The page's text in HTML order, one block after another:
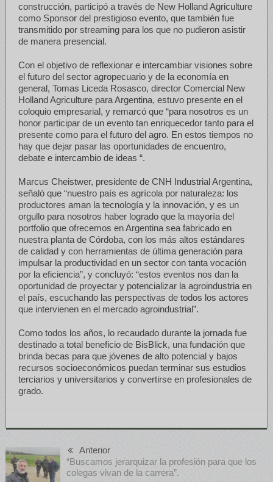
construcción, participó a través de New Holland Agriculture
como Sponsor del prestigioso evento, que también fue
transmitido por streaming para los que no pudieron asistir
de manera presencial.
Con el objetivo de reflexionar e intercambiar visiones sobre
el futuro del sector agropecuario y de la economía en
general, Tomas Liceda Rosasco, director Comercial New
Holland Agriculture para Argentina, estuvo presente en el
coloquio empresarial, y remarcó que “para nosotros es un
honor participar de un evento tan enriquecedor tanto para el
presente como para el futuro del agro. En estos tiempos no
hay que dejar pasar las oportunidades de encuentro,
debate e intercambio de ideas “.
Marcus Cheistwer, presidente de CNH Industrial Argentina,
señaló que “nuestro país es agrícola por naturaleza: los
productores aman la tecnología y la innovación, y es un
orgullo para nosotros haber logrado que la mayoría del
portfolio que ofrecemos en Argentina sea fabricado en
nuestra planta de Córdoba, con los más altos estándares
de calidad y con herramientas de última generación para
impulsar la productividad en un sector con tanta vocación
por la eficiencia”, y concluyó: “estos eventos nos dan la
oportunidad de proyectar y potencializar la agroindustria en
el país, escuchando las perspectivas de todos los actores
que intervienen en el mercado agroindustrial”.
Como todos los años, lo recaudado durante la jornada fue
destinado a total beneficio de BisBlick, una fundación que
brinda becas para que jóvenes de alto potencial y bajos
recursos socioeconómicos puedan terminar sus estudios
terciarios y universitarios y convertirse en profesionales de
grado.
Anterior
“Buscamos jerarquizar la profesión para que los
colegas vivan de la carrera”.